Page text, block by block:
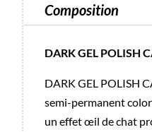
Composition
DARK GEL POLISH
DARK GEL POLISH
semi-permanent
un effet œil de chat